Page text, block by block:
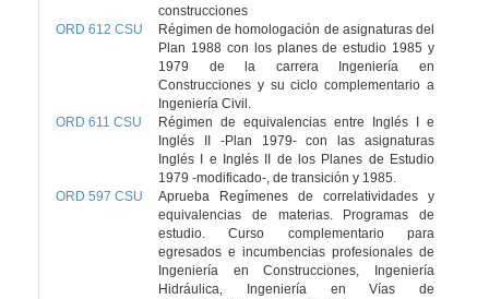
construcciones
ORD 612 CSU
Régimen de homologación de asignaturas del
Plan 1988 con los planes de estudio 1985 y
1979 de la carrera Ingeniería en
Construcciones y su ciclo complementario a
Ingeniería Civil.
ORD 611 CSU
Régimen de equivalencias entre Inglés I e
Inglés II -Plan 1979- con las asignaturas
Inglés I e Inglés II de los Planes de Estudio
1979 -modificado-, de transición y 1985.
ORD 597 CSU
Aprueba Regímenes de correlatividades y
equivalencias de materias. Programas de
estudio. Curso complementario para
egresados e incumbencias profesionales de
Ingeniería en Construcciones, Ingeniería
Hidráulica, Ingeniería en Vías de